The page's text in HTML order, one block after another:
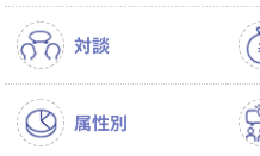
対談
属性別